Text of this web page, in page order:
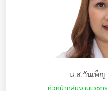
น.ส.วันเพ็ญ
หัวหน้ากลุ่มงานเวชก